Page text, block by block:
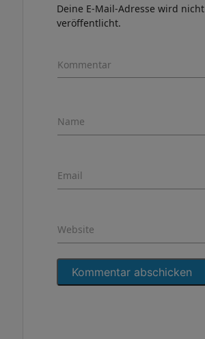
Deine E-Mail-Adresse wird nicht
veröffentlicht.
Kommentar
Name
Email
Website